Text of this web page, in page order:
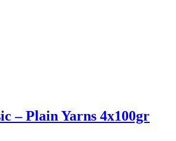
– Plain Yarns 4x100gr